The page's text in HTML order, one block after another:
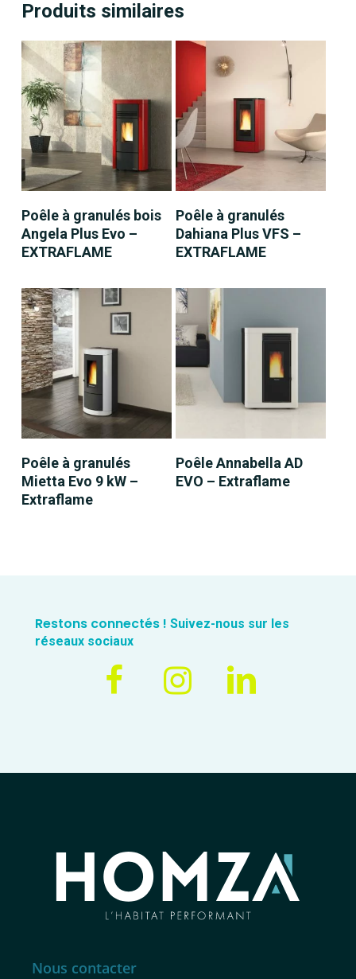
Produits similaires
LIRE LA SUITE
Poêle à granulés bois
Angela Plus Evo –
EXTRAFLAME
LIRE LA SUITE
Poêle à granulés
Dahiana Plus VFS –
EXTRAFLAME
LIRE LA SUITE
Poêle à granulés
Mietta Evo 9 kW –
Extraflame
LIRE LA SUITE
Poêle Annabella AD
EVO – Extraflame
Restons connectés ! Suivez-nous sur les
réseaux sociaux
Nous contacter